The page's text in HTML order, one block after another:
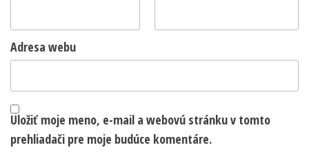
Adresa webu
Uložiť moje meno, e-mail a webovú stránku v tomto
prehliadači pre moje budúce komentáre.